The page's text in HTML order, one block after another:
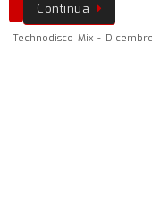
Continua
Technodisco Mix -